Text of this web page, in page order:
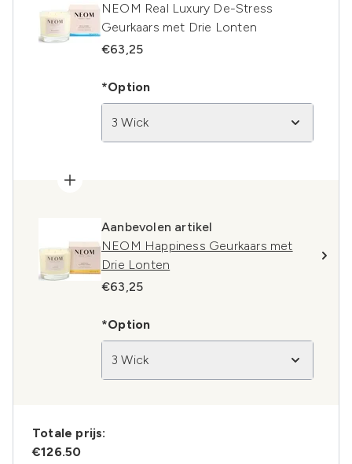
NEOM Real Luxury De-Stress
Geurkaars met Drie Lonten
€63,25
*Option
3 Wick
Aanbevolen artikel
NEOM Happiness Geurkaars met
Drie Lonten
€63,25
*Option
3 Wick
Totale prijs:
€126.50